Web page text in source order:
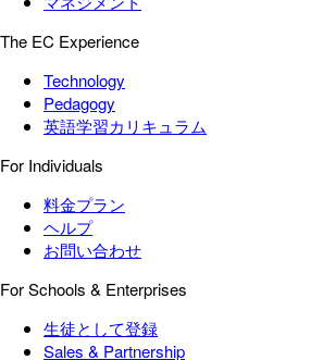
The EC Experience
Technology
Pedagogy
英語学習カリキュラム
For Individuals
料金プラン
ヘルプ
お問い合わせ
For Schools & Enterprises
生徒として登録
Sales & Partnership